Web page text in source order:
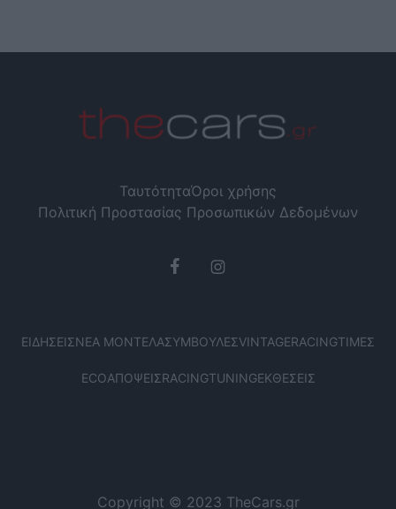
ΤαυτότηταΌροι χρήσης
Πολιτική Προστασίας Προσωπικών Δεδομένων
ΕΙΔΉΣΕΙΣΝΈΑ ΜΟΝΤΈΛΑΣΥΜΒΟΥΛΈΣVINTAGERACINGΤΙΜΈΣ
ECOΑΠΌΨΕΙΣRACINGTUNINGΕΚΘΈΣΕΙΣ
Copyright © 2023 TheCars.gr